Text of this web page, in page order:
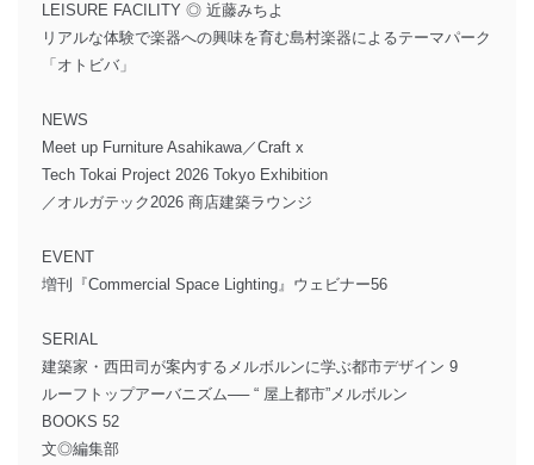
LEISURE FACILITY ◎ 近藤みちよ
リアルな体験で楽器への興味を育む島村楽器によるテーマパーク
「オトビバ」
NEWS
Meet up Furniture Asahikawa／Craft x
Tech Tokai Project 2026 Tokyo Exhibition
／オルガテック2026 商店建築ラウンジ
EVENT
増刊『Commercial Space Lighting』ウェビナー56
SERIAL
建築家・西田司が案内するメルボルンに学ぶ都市デザイン 9
ルーフトップアーバニズム── “ 屋上都市”メルボルン
BOOKS 52
文◎編集部